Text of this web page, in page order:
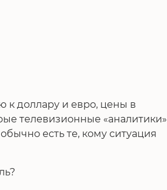
к доллару и евро, цены в
телевизионные «аналитики»
есть те, кому ситуация